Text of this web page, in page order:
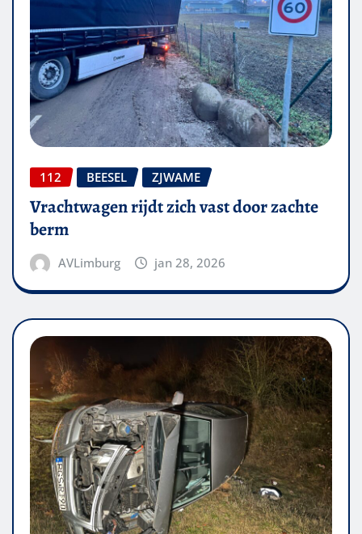
112 BEESEL ZJWAME
Vrachtwagen rijdt zich vast door zachte
berm
AVLimburg jan 28, 2026